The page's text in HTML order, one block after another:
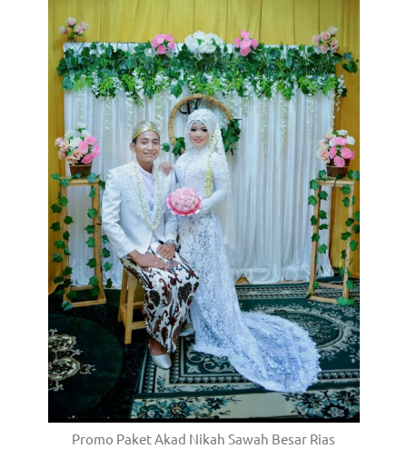
Promo Paket Akad Nikah Sawah Besar Rias